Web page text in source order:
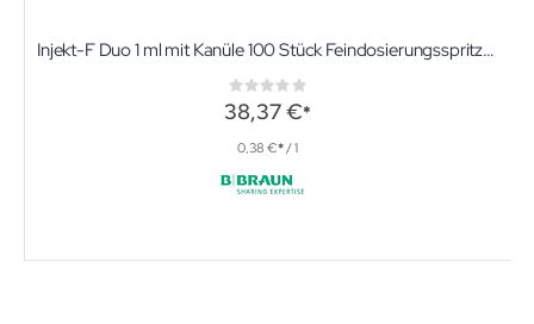
Injekt-F Duo 1 ml mit Kanüle 100 Stück Feindosierungsspritzen
Rating:
0%
38,37 €
0,38 € / 1